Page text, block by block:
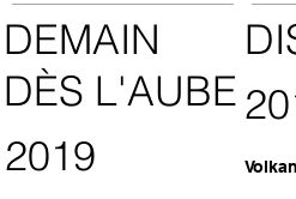
DEMAIN
DÈS L'AUBE
2019